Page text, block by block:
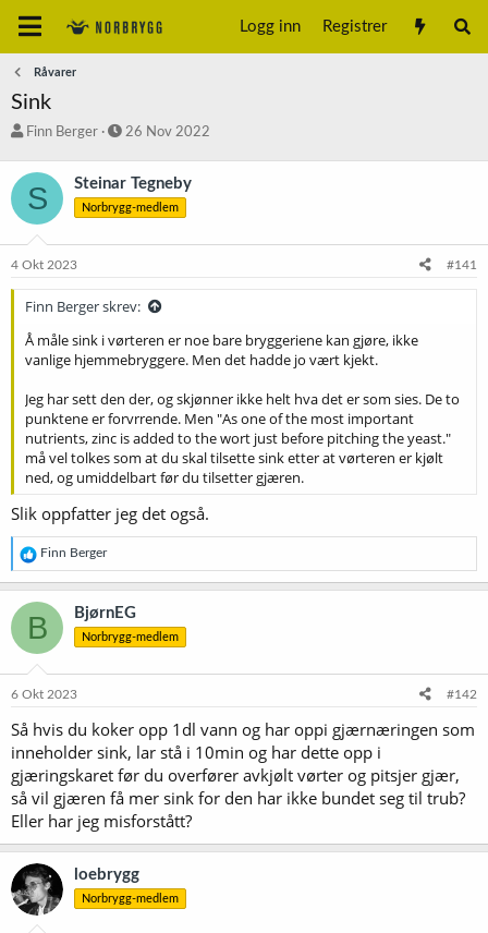
Logg inn Registrer
Råvarer
Sink
T
å
d
s
a
r
t
e
Finn Berger
S
t
a
o
26 Nov 2022
S Steinar Tegneby
Norbrygg-medlem
4 Okt 2023 #141
Finn Berger skrev:
Å måle sink i vørteren er noe bare bryggeriene kan gjøre, ikke
vanlige hjemmebryggere. Men det hadde jo vært kjekt.
Jeg har sett den der, og skjønner ikke helt hva det er som sies. De to
punktene er forvrrende. Men "As one of the most important
nutrients, zinc is added to the wort just before pitching the yeast."
må vel tolkes som at du skal tilsette sink etter at vørteren er kjølt
ned, og umiddelbart før du tilsetter gjæren.
Slik oppfatter jeg det også.
R
e
a
k
s
j
o
e
:
Finn Berger
B BjørnEG
Norbrygg-medlem
6 Okt 2023 #142
Så hvis du koker opp 1dl vann og har oppi gjærnæringen som
inneholder sink, lar stå i 10min og har dette opp i
gjæringskaret før du overfører avkjølt vørter og pitsjer gjær,
så vil gjæren få mer sink for den har ikke bundet seg til trub?
Eller har jeg misforstått?
loebrygg
Norbrygg-medlem